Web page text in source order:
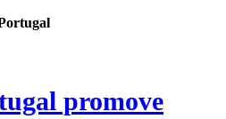
promove